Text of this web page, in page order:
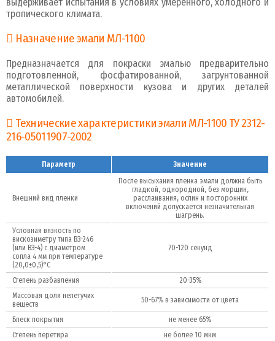
тропического климата.
Назначение эмали МЛ-1100
Предназначается для покраски эмалью предварительно
подготовленной, фосфатированной, загрунтованной
металлической поверхности кузова и других дета­лей
автомобилей.
Технические характеристики эмали МЛ-1100 ТУ 2312-
216-05011907-2002
Параметр Значение
Внешний вид пленки
После высыхания пленка эмали должна быть
гладкой, одно­родной, без морщин,
расслаивания, оспин и посторонних
включений допускается незначительная
шагрень.
Условная вязкость по
вискозиметру типа ВЗ-246
(или ВЗ-4) с диаметром
сопла 4 мм при температуре
(20,0±0,5)°С
70-120 секунд
Степень разбавления
20-35%
Массовая доля нелетучих
веществ
50-67% в зависимости от цвета
Блеск покрытия
не менее 65%
Степень перетира
не более 10 мкм